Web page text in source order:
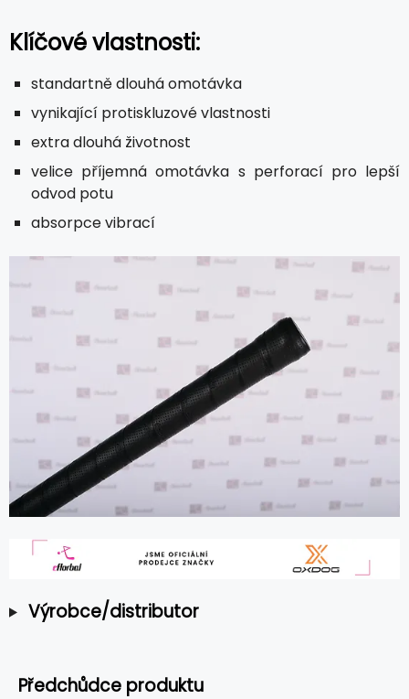
Klíčové vlastnosti:
standartně dlouhá omotávka
vynikající protiskluzové vlastnosti
extra dlouhá životnost
velice příjemná omotávka s perforací pro lepší
odvod potu
absorpce vibrací
Výrobce/distributor
Předchůdce produktu